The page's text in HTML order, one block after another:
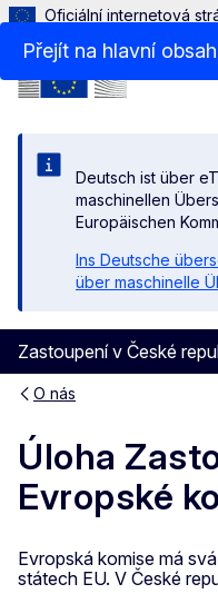
Přejít na hlavní obsah
Oficiální internetová
Deutsch ist über
maschinellen
Europäischen
Ins Deutsche
über maschinelle
Zastoupení v České
Menu
O nás
Úloha
Evropské
Evropská komise má
státech EU. V České